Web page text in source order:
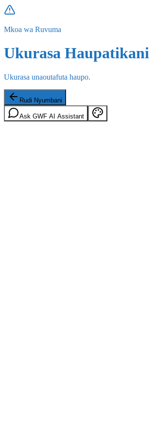
Mkoa wa Ruvuma
Ukurasa Haupatikani
Ukurasa unaoutafuta haupo.
Rudi Nyumbani
Ask GWF AI Assistant